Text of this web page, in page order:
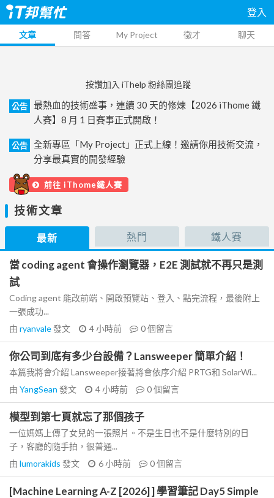
登入
文章 問答 My Project 徵才 聊天
按讚加入 iThelp 粉絲團追蹤
公告
最熱血的技術盛事，連續 30 天的修煉【2026 iThome 鐵
人賽】8 月 1 日賽事正式開啟！
公告
全新專區「My Project」正式上線！邀請你用技術交流，
分享最真實的開發經驗
前往 iThome鐵人賽
技術文章
最新 熱門 鐵人賽
當 coding agent 會操作瀏覽器，E2E 測試就不再只是測
試
Coding agent 能改前端、開啟預覽站、登入、點完流程，最後附上
一張成功...
由 ryanvale發文 4 小時前 0個留言
你公司到底有多少台設備？Lansweeper 簡單介紹！
本篇我將會介紹 Lansweeper接著將會依序介紹 PRTG和 SolarWi...
由 YangSean 發文 4 小時前 0個留言
模型到第七頁就忘了那個孩子
一位媽媽上傳了女兒的一張照片。不是生日也不是什麼特別的日
子，客廳的隨手拍，很普通...
由 lumorakids 發文 6 小時前 0個留言
[Machine Learning A-Z [2026] ] 學習筆記 Day5 Simple